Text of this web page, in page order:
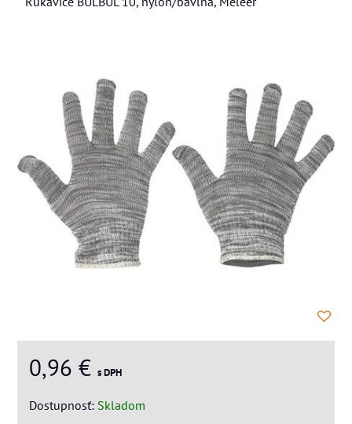
0,96 € s DPH
Dostupnosť: Skladom